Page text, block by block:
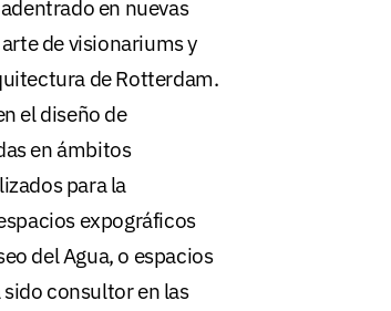
en nuevas
de visionariums y
de Rotterdam.
el diseño de
en ámbitos
para la
expográficos
del Agua, o espacios
consultor en las